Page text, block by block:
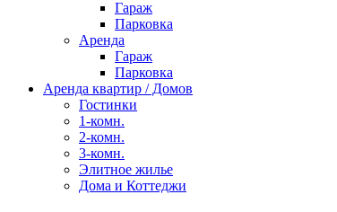
Гараж
Парковка
Аренда
Гараж
Парковка
Аренда квартир / Домов
Гостинки
1-комн.
2-комн.
3-комн.
Элитное жилье
Дома и Коттеджи